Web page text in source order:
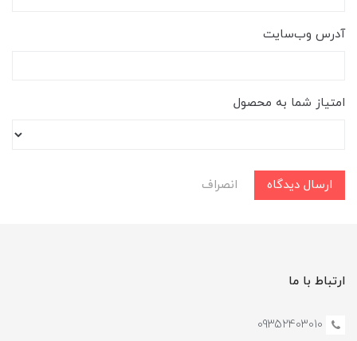
آدرس وب‌سایت
امتیاز شما به محصول
ارسال دیدگاه انصراف
ارتباط با ما
09352403010